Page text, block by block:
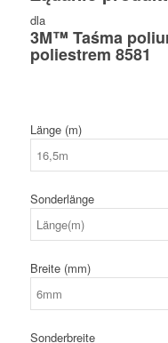
dla
3M™ Taśma
poliestrem 8581
Länge (m)
Sonderlänge
Breite (mm)
Sonderbreite